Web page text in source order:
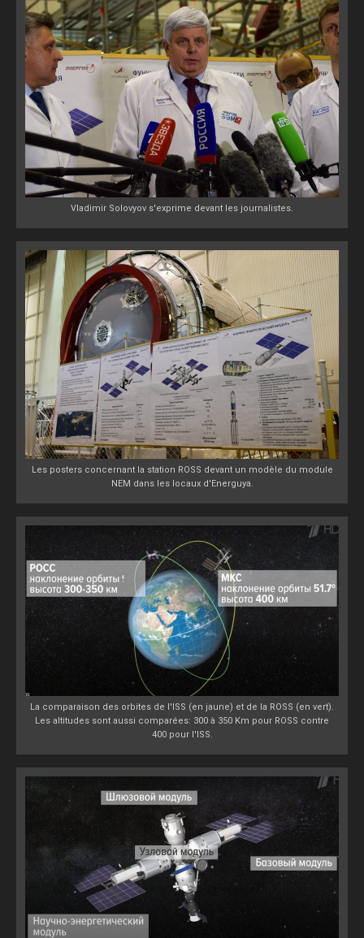
Vladimir Solovyov s'exprime devant les journalistes.
Les posters concernant la station ROSS devant un modèle du module
NEM dans les locaux d'Energuya.
La comparaison des orbites de l'ISS (en jaune) et de la ROSS (en vert).
Les altitudes sont aussi comparées: 300 à 350 Km pour ROSS contre
400 pour l'ISS.